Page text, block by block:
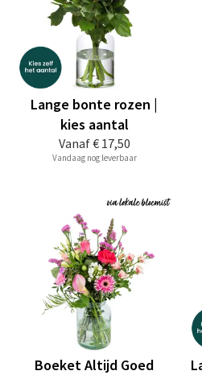
Vanaf€ 17,50
Lange bonte rozen |
kies aantal
Vandaag nog leverbaar
Boeket Altijd Goed